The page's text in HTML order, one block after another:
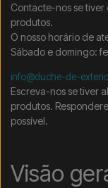
Contacte-nos se
produtos.
O nosso horário de
Sábado e domingo:
info@duche-de-
Escreva-nos se tiver
produtos.
possível.
Visão